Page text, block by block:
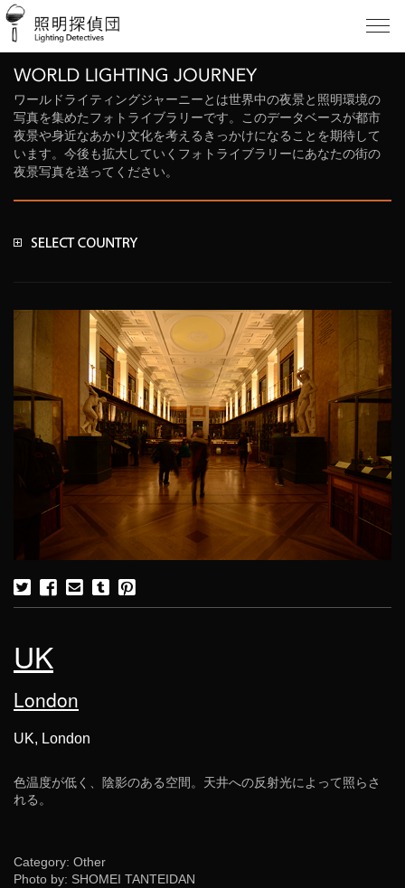
ワールドライティングジャーニーとは世界中の夜景と照明環境の
写真を集めたフォトライブラリーです。このデータベースが都市
夜景や身近なあかり文化を考えるきっかけになることを期待して
います。今後も拡大していくフォトライブラリーにあなたの街の
夜景写真を送ってください。
UK
London
UK, London
色温度が低く、陰影のある空間。天井への反射光によって照らさ
れる。
Category: Other
Photo by: SHOMEI TANTEIDAN